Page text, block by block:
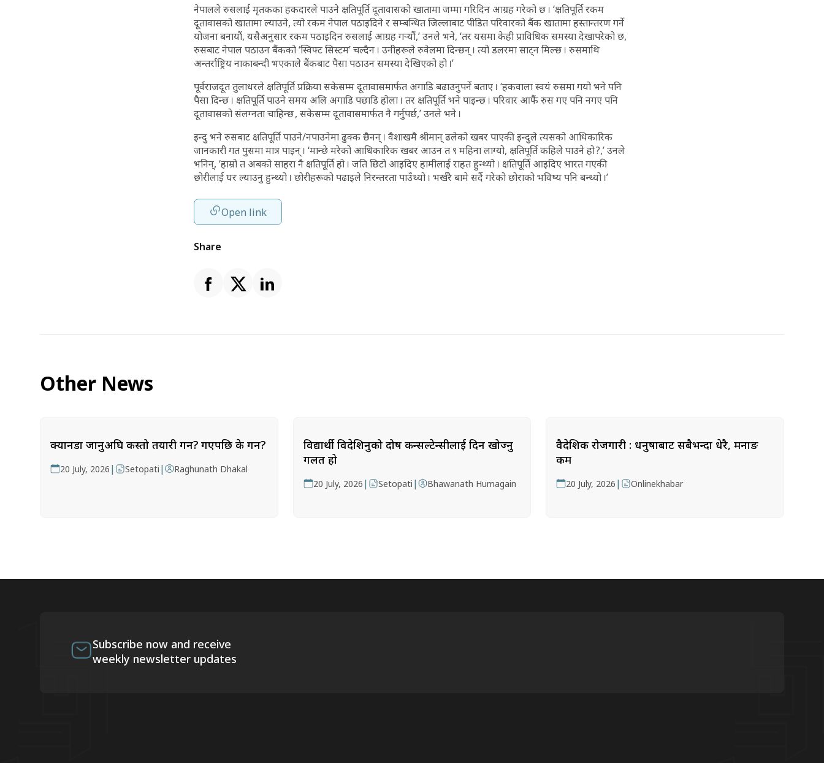
नेपालले रुसलाई मृतकका हकदारले पाउने क्षतिपूर्ति दूतावासको खातामा जम्मा गरिदिन आग्रह गरेको छ । ‘क्षतिपूर्ति रकम
दूतावासको खातामा ल्याउने, त्यो रकम नेपाल पठाइदिने र सम्बन्धित जिल्लाबाट पीडित परिवारको बैंक खातामा हस्तान्तरण गर्ने
योजना बनायौं, यसैअनुसार रकम पठाइदिन रुसलाई आग्रह गर्‍यौं,’ उनले भने, ‘तर यसमा केही प्राविधिक समस्या देखापरेको छ,
रुसबाट नेपाल पठाउन बैंकको ‘स्विफ्ट सिस्टम’ चल्दैन । उनीहरूले रुवेलमा दिन्छन् । त्यो डलरमा साट्न मिल्छ । रुसमाथि
अन्तर्राष्ट्रिय नाकाबन्दी भएकाले बैंकबाट पैसा पठाउन समस्या देखिएको हो ।’
पूर्वराजदूत तुलाधरले क्षतिपूर्ति प्रक्रिया सकेसम्म दूतावासमार्फत अगाडि बढाउनुपर्ने बताए । ‘हकवाला स्वयं रुसमा गयो भने पनि
पैसा दिन्छ । क्षतिपूर्ति पाउने समय अलि अगाडि पछाडि होला । तर क्षतिपूर्ति भने पाइन्छ । परिवार आफैं रुस गए पनि नगए पनि
दूतावासको संलग्नता चाहिन्छ , सकेसम्म दूतावासमार्फत नै गर्नुपर्छ,’ उनले भने ।
इन्दु भने रुसबाट क्षतिपूर्ति पाउने/नपाउनेमा ढुक्क छैनन् । वैशाखमै श्रीमान् ढलेको खबर पाएकी इन्दुले त्यसको आधिकारिक
जानकारी गत पुसमा मात्र पाइन् । ‘मान्छे मरेको आधिकारिक खबर आउन त ९ महिना लाग्यो, क्षतिपूर्ति कहिले पाउने हो ?,’ उनले
भनिन्, ‘हाम्रो त अबको साहरा नै क्षतिपूर्ति हो । जति छिटो आइदिए हामीलाई राहत हुन्थ्यो । क्षतिपूर्ति आइदिए भारत गएकी
छोरीलाई घर ल्याउनु हुन्थ्यो । छोरीहरूको पढाइले निरन्तरता पाउँथ्यो । भर्खरै बामे सर्दै गरेको छोराको भविष्य पनि बन्थ्यो ।’
Open link
Share
Other News
क्यानडा जानुअघि कस्तो तयारी गर्ने? गएपछि के गर्ने?
20 July, 2026 | Setopati | Raghunath Dhakal
विद्यार्थी विदेशिनुको दोष कन्सल्टेन्सीलाई दिन खोज्नु
गलत हो
20 July, 2026 | Setopati | Bhawanath Humagain
वैदेशिक रोजगारी : धनुषाबाट सबैभन्दा धेरै, मनाङ
कम
20 July, 2026 | Onlinekhabar
Subscribe now and receive
weekly newsletter updates